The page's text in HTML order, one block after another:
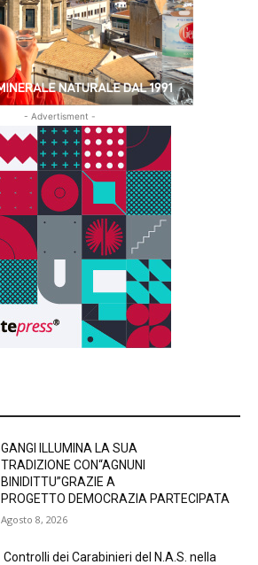
- Advertisment -
GANGI ILLUMINA LA SUA
TRADIZIONE CON“AGNUNI
BINIDITTU”GRAZIE A
PROGETTO DEMOCRAZIA PARTECIPATA
Agosto 8, 2026
Controlli dei Carabinieri del N.A.S. nella